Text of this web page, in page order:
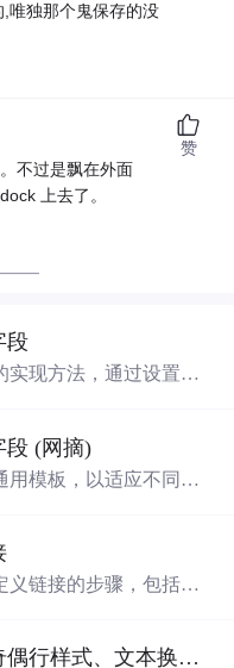
唯独那个鬼保存的没
不过是飘在外面
上去了。
赞
——
段
实现方法，通过设置通
段 (网摘)
用模板，以适应不同数
义链接的步骤，包括打
字符串连接、分页、交叉表与图片读取